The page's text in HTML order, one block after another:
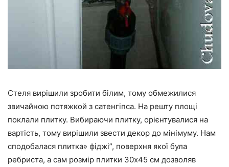
Стеля вирішили зробити білим, тому обмежилися
звичайною потяжкой з сатенгіпса. На решту площі
поклали плитку. Вибираючи плитку, орієнтувалися на
вартість, тому вирішили звести декор до мінімуму. Нам
сподобалася плитка» фіджі”, поверхня якої була
ребриста, а сам розмір плитки 30х45 см дозволяв